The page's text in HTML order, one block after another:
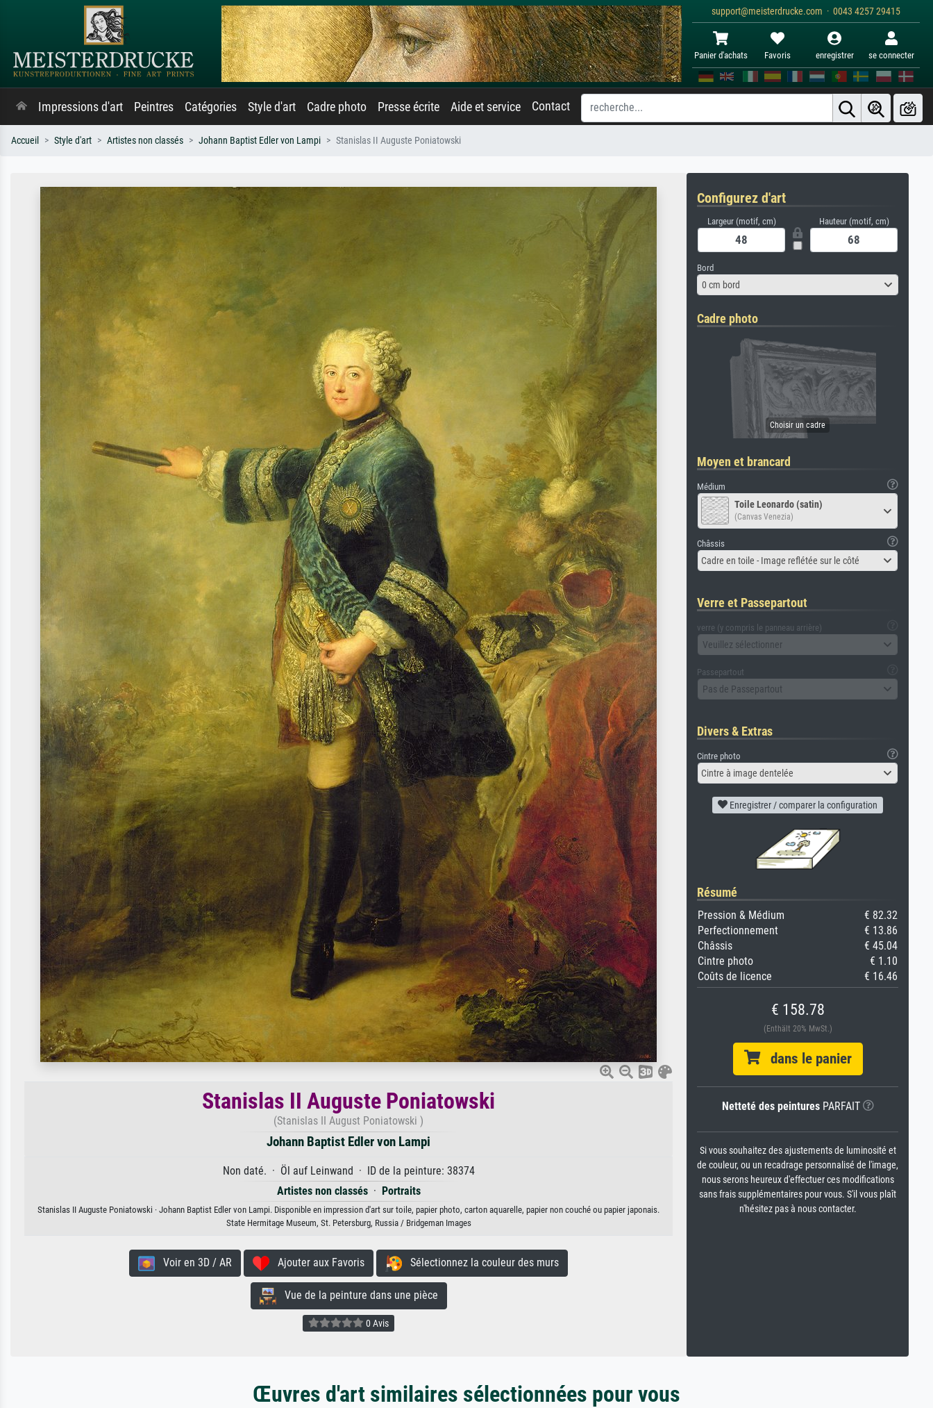
support@meisterdrucke.com · 0043 4257 29415
Panier d'achats Favoris enregistrer se connecter
Impressions d'art Peintres Catégories Style d'art Cadre photo Presse écrite Aide et service Contact
Accueil Style d'art Artistes non classés Johann Baptist Edler von Lampi Stanislas II Auguste Poniatowski
Stanislas II Auguste Poniatowski
(Stanislas II August Poniatowski )
Johann Baptist Edler von Lampi
Non daté. · Öl auf Leinwand · ID de la peinture: 38374
Artistes non classés· Portraits
Stanislas II Auguste Poniatowski · Johann Baptist Edler von Lampi. Disponible en impression d'art sur toile, papier photo, carton aquarelle, papier non couché ou papier japonais.
State Hermitage Museum, St. Petersburg, Russia / Bridgeman Images
Voir en 3D / AR Ajouter aux Favoris Sélectionnez la couleur des murs
Vue de la peinture dans une pièce
0 Avis
Configurez d'art
Largeur (motif, cm) Hauteur (motif, cm)
Bord
0 cm bord
Cadre photo
Moyen et brancard
Médium
Toile Leonardo (satin)
(Canvas Venezia)
Châssis
Cadre en toile - Image reflétée sur le côté
Verre et Passepartout
verre (y compris le panneau arrière)
Veuillez sélectionner
Passepartout
Pas de Passepartout
Divers & Extras
Cintre photo
Cintre à image dentelée
Enregistrer / comparer la configuration
Résumé
Pression & Médium
€ 82.32
Perfectionnement
€ 13.86
Châssis
€ 45.04
Cintre photo
€ 1.10
Coûts de licence
€ 16.46
€ 158.78
(Enthält 20% MwSt.)
dans le panier
Netteté des peinturesPARFAIT
Si vous souhaitez des ajustements de luminosité et
de couleur, ou un recadrage personnalisé de l'image,
nous serons heureux d'effectuer ces modifications
sans frais supplémentaires pour vous. S'il vous plaît
n'hésitez pas à nous contacter.
Œuvres d'art similaires sélectionnées pour vous